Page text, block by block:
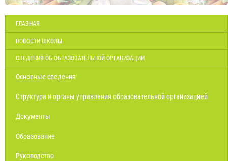
ГЛАВНАЯ
НОВОСТИ ШКОЛЫ
СВЕДЕНИЯ ОБ ОБРАЗОВАТЕЛЬНОЙ ОРГАНИЗАЦИИ
Основные сведения
Структура и органы управления образовательной организацией
Документы
Образование
Руководство